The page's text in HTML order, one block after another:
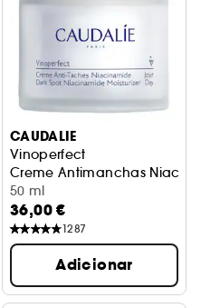
rosto
CAUDALIE
Vinoperfect
Creme Antimanchas
50 ml
36,00 €
1287
Adicionar